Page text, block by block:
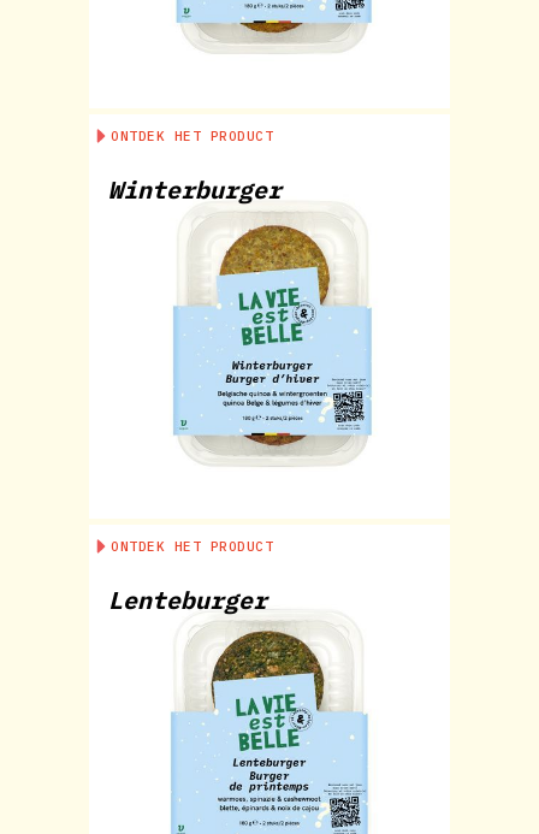
ONTDEK HET PRODUCT
Winterburger
ONTDEK HET PRODUCT
Lenteburger